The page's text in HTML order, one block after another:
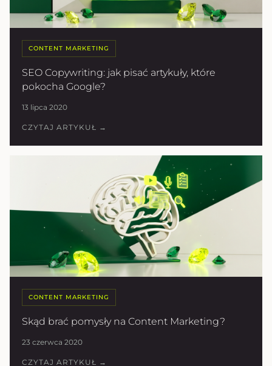
CONTENT MARKETING
SEO Copywriting: jak pisać artykuły, które
pokocha Google?
13 lipca 2020
CZYTAJ ARTYKUŁ →
CONTENT MARKETING
Skąd brać pomysły na Content Marketing?
23 czerwca 2020
CZYTAJ ARTYKUŁ →